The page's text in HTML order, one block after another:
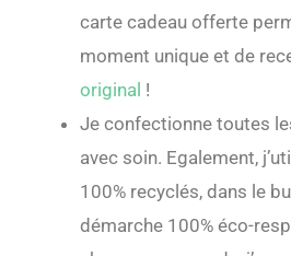
carte cadeau offerte
moment unique et de
original !
Je confectionne toutes
avec soin. Egalement,
100% recyclés, dans le
démarche 100% éco-